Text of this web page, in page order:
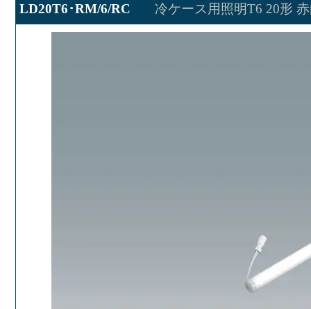
LD20T6･RM/6/RC 冷ケース用照明T6 20形